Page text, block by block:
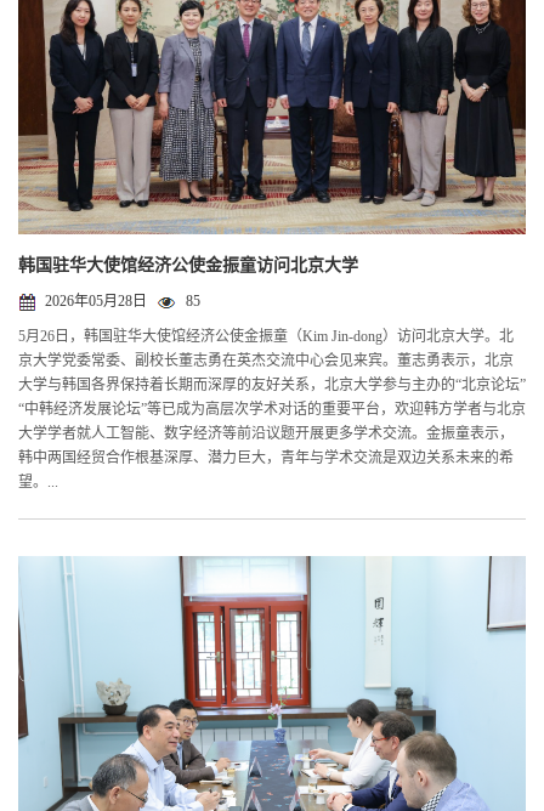
韩国驻华大使馆经济公使金振童访问北京大学
2026年05月28日 85
5月26日，韩国驻华大使馆经济公使金振童（Kim Jin-dong）访问北京大学。北
京大学党委常委、副校长董志勇在英杰交流中心会见来宾。董志勇表示，北京
大学与韩国各界保持着长期而深厚的友好关系，北京大学参与主办的“北京论坛”
“中韩经济发展论坛”等已成为高层次学术对话的重要平台，欢迎韩方学者与北京
大学学者就人工智能、数字经济等前沿议题开展更多学术交流。金振童表示，
韩中两国经贸合作根基深厚、潜力巨大，青年与学术交流是双边关系未来的希
望。...